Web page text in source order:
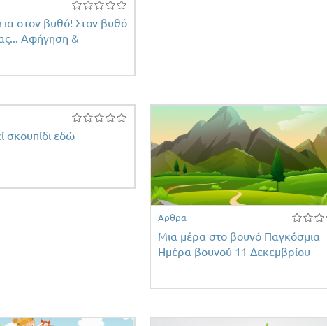
στον βυθό! Στον βυθό
Αφήγηση &
σκουπίδι εδώ
Άρθρα
Μια μέρα στο βουνό Παγκόσμια
Ημέρα βουνού 11 Δεκεμβρίου